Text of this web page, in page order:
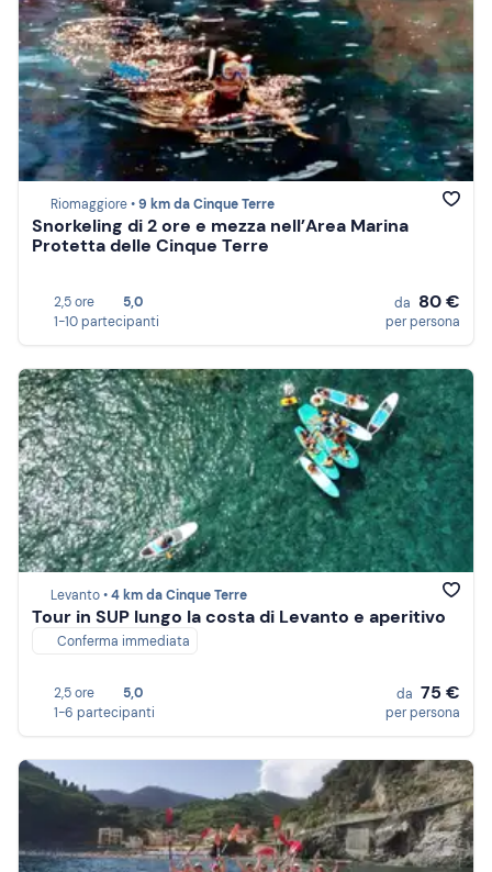
Riomaggiore •9 km da Cinque Terre
Snorkeling di 2 ore e mezza nell’Area Marina
Protetta delle Cinque Terre
2,5 ore
5,0
1-10 partecipanti
da 80 €
per persona
Levanto •4 km da Cinque Terre
Tour in SUP lungo la costa di Levanto e aperitivo
Conferma immediata
2,5 ore
5,0
1-6 partecipanti
da 75 €
per persona